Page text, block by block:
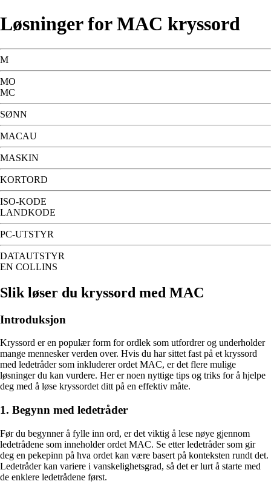
Løsninger for MAC kryssord
M
MO
MC
SØNN
MACAU
MASKIN
KORTORD
ISO-KODE
LANDKODE
PC-UTSTYR
DATAUTSTYR
EN COLLINS
Slik løser du kryssord med MAC
Introduksjon
Kryssord er en populær form for ordlek som utfordrer og underholder
mange mennesker verden over. Hvis du har sittet fast på et kryssord
med ledetråder som inkluderer ordet MAC, er det flere mulige
løsninger du kan vurdere. Her er noen nyttige tips og triks for å hjelpe
deg med å løse kryssordet ditt på en effektiv måte.
1. Begynn med ledetråder
Før du begynner å fylle inn ord, er det viktig å lese nøye gjennom
ledetrådene som inneholder ordet MAC. Se etter ledetråder som gir
deg en pekepinn på hva ordet kan være basert på konteksten rundt det.
Ledetråder kan variere i vanskelighetsgrad, så det er lurt å starte med
de enklere ledetrådene først.